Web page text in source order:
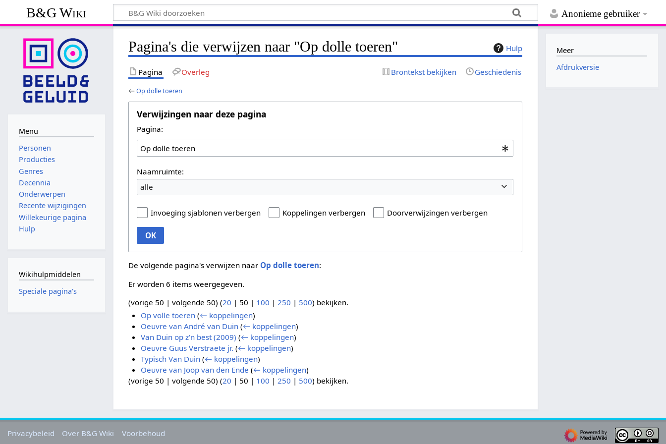
Anonieme gebruiker
B&G Wiki
Hulp
Pagina's die verwijzen naar "Op dolle toeren"
Pagina Overleg Brontekst bekijken Geschiedenis
←Op dolle toeren
Verwijzingen naar deze pagina
Pagina:
Naamruimte:
alle
Invoeging sjablonen verbergen Koppelingen verbergen Doorverwijzingen verbergen
OK
De volgende pagina's verwijzen naar Op dolle toeren:
Er worden 6 items weergegeven.
(vorige 50 |volgende 50) (20 | 50 | 100 | 250 | 500) bekijken.
Op volle toeren (← koppelingen)
Oeuvre van André van Duin (← koppelingen)
Van Duin op z'n best (2009) (← koppelingen)
Oeuvre Guus Verstraete jr. (← koppelingen)
Typisch Van Duin (← koppelingen)
Oeuvre van Joop van den Ende (← koppelingen)
(vorige 50 |volgende 50) (20 | 50 | 100 |250 | 500) bekijken.
Menu
Personen
Producties
Genres
Decennia
Onderwerpen
Recente wijzigingen
Willekeurige pagina
Hulp
Wikihulpmiddelen
Speciale pagina's
Meer
Afdrukversie
Privacybeleid Over B&G Wiki Voorbehoud